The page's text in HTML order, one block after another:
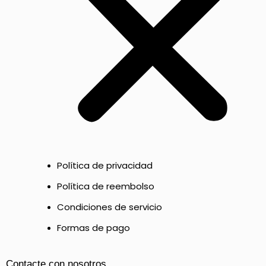
Política de privacidad
Política de reembolso
Condiciones de servicio
Formas de pago